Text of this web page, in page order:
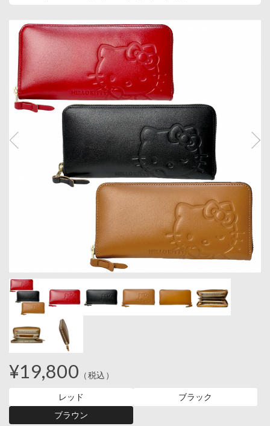
¥19,800 （税込）
レッド
ブラック
ブラウン